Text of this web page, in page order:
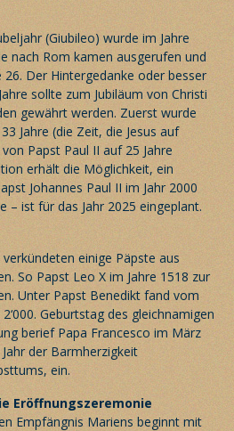
(Giubileo) wurde im Jahre
nach Rom kamen ausgerufen und
Der Hintergedanke oder besser
sollte zum Jubiläum von Christi
gewährt werden. Zuerst wurde
Jahre (die Zeit, die Jesus auf
Papst Paul II auf 25 Jahre
erhält die Möglichkeit, ein
Johannes Paul II im Jahr 2000
– ist für das Jahr 2025 eingeplant.
einige Päpste aus
So Papst Leo X im Jahre 1518 zur
Unter Papst Benedikt fand vom
Geburtstag des gleichnamigen
berief Papa Francesco im März
der Barmherzigkeit
ein.
Eröffnungszeremonie
Empfängnis Mariens beginnt mit